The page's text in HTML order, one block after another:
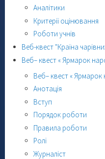
Аналітики
Критерії оцінювання
Роботи учнів
Веб-квест "Країна
Веб– квест « Ярмарок
Веб– квест « Ярмарок
Анотація
Вступ
Порядок роботи
Правила роботи
Ролі
Журналіст